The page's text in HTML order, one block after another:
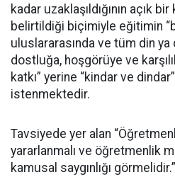
kadar uzaklaşıldığının açık bir
belirtildiği biçimiyle eğitimin
uluslararasında ve tüm din ya
dostluğa, hoşgörüye ve
katkı” yerine “kindar ve
istenmektedir.
Tavsiyede yer alan
yararlanmalı ve öğretmenlik
kamusal saygınlığı